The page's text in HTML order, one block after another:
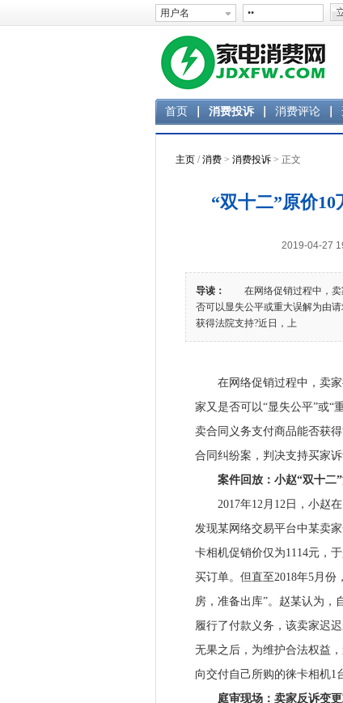
首页 消费投诉 消费评论
主页 /消费 > 消费投诉 > 正文
“双十二”原价
2019-04-27
导读：
在网络促销过程中，卖
否可以显失公平或重大误解为由
获得法院支持?近日，上
在网络促销过程中，卖家
家又是否可以“显失公平”或“
卖合同义务支付商品能否获
合同纠纷案，判决支持买家
案件回放：小赵“双十二”
2017年12月12日，小赵在
发现某网络交易平台中某卖
卡相机促销价仅为1114元，
买订单。但直至2018年5月
房，准备出库”。赵某认为，
履行了付款义务，该卖家迟
无果之后，为维护合法权益
向交付自己所购的徕卡相机1
庭审现场：卖家反诉变更